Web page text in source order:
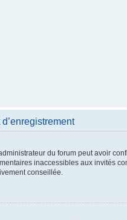
du forum peut avoir
inaccessibles aux invités
conseillée.